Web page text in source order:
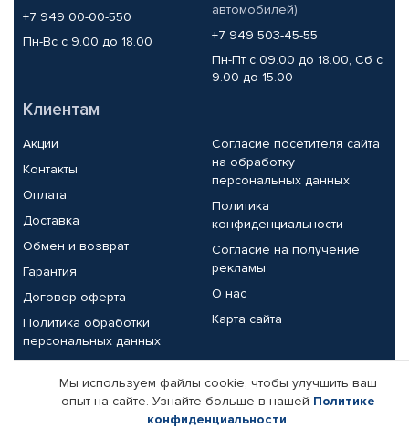
+7 949 00-00-550
Пн-Вс с 9.00 до 18.00
автомобилей)
+7 949 503-45-55
Пн-Пт с 09.00 до 18.00, Сб с
9.00 до 15.00
Клиентам
Акции
Контакты
Оплата
Доставка
Обмен и возврат
Гарантия
Договор-оферта
Политика обработки
персональных данных
Согласие посетителя сайта
на обработку
персональных данных
Политика
конфиденциальности
Согласие на получение
рекламы
О нас
Карта сайта
Партнерам
Корпоративным клиентам
Реквизиты компании
Мы используем файлы cookie, чтобы улучшить ваш
опыт на сайте. Узнайте больше в нашей Политике
конфиденциальности.